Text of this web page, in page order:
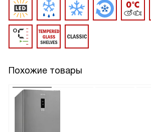
Похожие товары